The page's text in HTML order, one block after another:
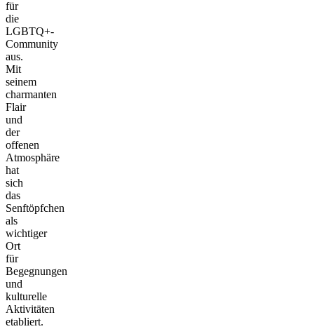
für
die
LGBTQ+-
Community
aus.
Mit
seinem
charmanten
Flair
und
der
offenen
Atmosphäre
hat
sich
das
Senftöpfchen
als
wichtiger
Ort
für
Begegnungen
und
kulturelle
Aktivitäten
etabliert.